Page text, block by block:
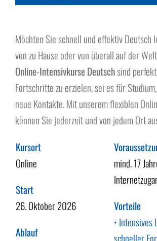
Möchten Sie schnell und effektiv Deutsch
von zu Hause oder von überall auf der
Online-Intensivkurse Deutschsind
Fortschritte zu erzielen, sei es für
neue Kontakte. Mit unserem flexiblen
können Sie jederzeit und von jedem Ort
Kursort
Online
Start
26. Oktober 2026
Ablauf
mind. 17
Vorteile
• Intensives
schneller